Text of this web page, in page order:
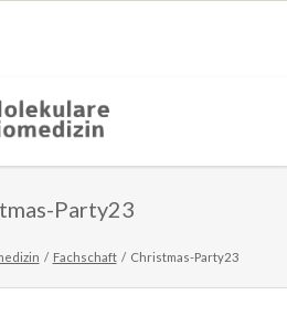
Party23
Fachschaft Christmas-Party23